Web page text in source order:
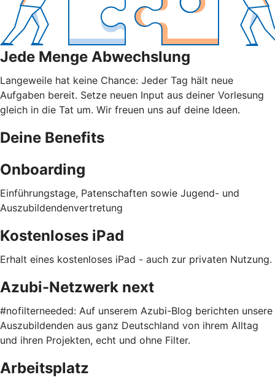
Jede Menge Abwechslung
Langeweile hat keine Chance: Jeder Tag hält neue
Aufgaben bereit. Setze neuen Input aus deiner Vorlesung
gleich in die Tat um. Wir freuen uns auf deine Ideen.
Deine Benefits
Onboarding
Einführungstage, Patenschaften sowie Jugend- und
Auszubildendenvertretung
Kostenloses iPad
Erhalt eines kostenloses iPad - auch zur privaten Nutzung.
Azubi-Netzwerk next
#nofilterneeded: Auf unserem Azubi-Blog berichten unsere
Auszubildenden aus ganz Deutschland von ihrem Alltag
und ihren Projekten, echt und ohne Filter.
Arbeitsplatz